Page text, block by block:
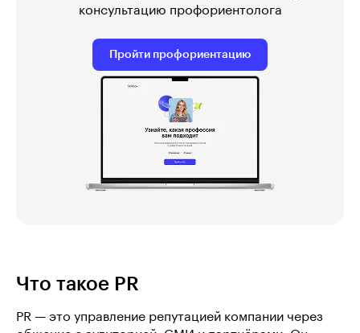
консультацию профориентолога
Пройти профориентацию
Что такое PR
PR — это управление репутацией компании через